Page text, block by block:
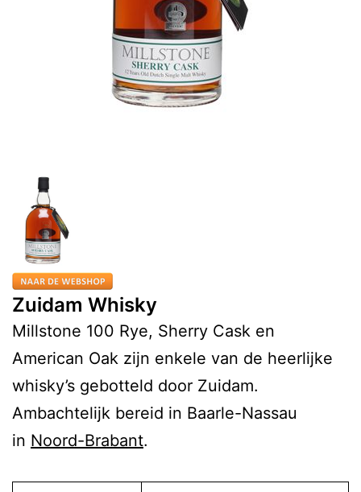
Zuidam Whisky
Millstone 100 Rye, Sherry Cask en
American Oak zijn enkele van de heerlijke
whisky’s gebotteld door Zuidam.
Ambachtelijk bereid in Baarle-Nassau
in Noord-Brabant.